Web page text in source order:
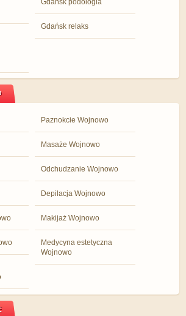
Gdańsk podologia
Gdańsk relaks
Paznokcie Wojnowo
Masaże Wojnowo
Odchudzanie Wojnowo
Depilacja Wojnowo
Makijaż Wojnowo
Medycyna estetyczna
Wojnowo